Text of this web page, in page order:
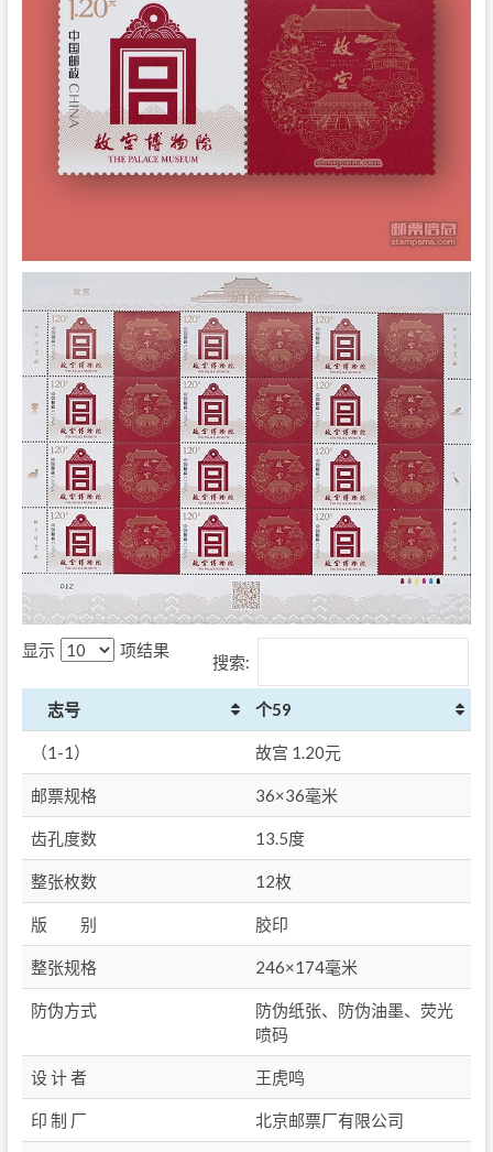
显示 项结果
搜索:
志号 个59
（1-1） 故宫 1.20元
邮票规格 36×36毫米
齿孔度数 13.5度
整张枚数 12枚
版 别 胶印
整张规格 246×174毫米
防伪方式
防伪纸张、防伪油墨、荧光
喷码
设 计 者 王虎鸣
印 制 厂 北京邮票厂有限公司